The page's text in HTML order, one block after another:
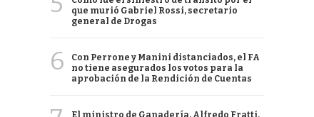
que murió Gabriel Rossi, secretario
general de Drogas
6
Con Perrone y Manini distanciados, el FA
no tiene asegurados los votos para la
aprobación de la Rendición de Cuentas
El ministro de Ganadería, Alfredo Fratti,